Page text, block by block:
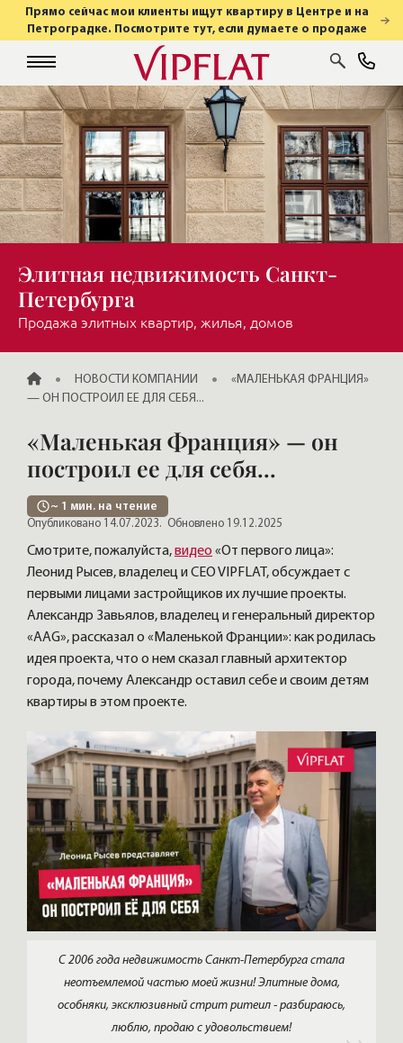
Прямо сейчас мои клиенты ищут квартиру в Центре и на
Петроградке. Посмотрите тут, если думаете о продаже
Элитная недвижимость Санкт-
Петербурга
Продажа элитных квартир, жилья, домов
ГЛАВНАЯНОВОСТИ КОМПАНИИ
«МАЛЕНЬКАЯ ФРАНЦИЯ»
— ОН ПОСТРОИЛ ЕЕ ДЛЯ СЕБЯ...
«Маленькая Франция» — он
построил ее для себя...
~ 1
мин. на чтение
Опубликовано 14.07.2023. Обновлено 19.12.2025
Смотрите, пожалуйста,видео «От первого лица»:
Леонид Рысев, владелец и CEO VIPFLAT, обсуждает с
первыми лицами застройщиков их лучшие проекты.
Александр Завьялов, владелец и генеральный директор
«AAG», рассказал о «Маленькой Франции»: как родилась
идея проекта, что о нем сказал главный архитектор
города, почему Александр оставил себе и своим детям
квартиры в этом проекте.
С 2006 года недвижимость Санкт-Петербурга стала
неотъемлемой частью моей жизни! Элитные дома,
особняки, эксклюзивный стрит ритеил - разбираюсь,
люблю, продаю с удовольствием!